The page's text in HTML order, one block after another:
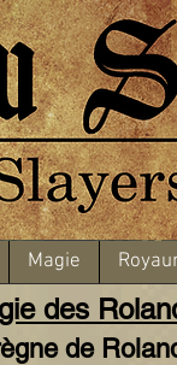
Magie
des
de Roland